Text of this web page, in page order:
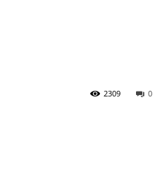
0
2309